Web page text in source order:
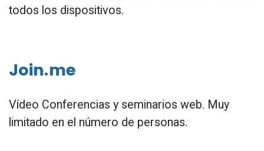
todos los dispositivos.
Join.me
Vídeo Conferencias y seminarios web. Muy
limitado en el número de personas.